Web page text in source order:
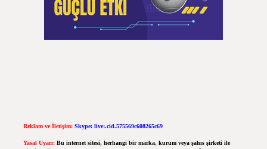
Reklam ve İletişim: Skype: live:.cid.575569c608265c69
Yasal Uyarı: Bu internet sitesi, herhangi bir marka, kurum veya şahıs şirketi ile